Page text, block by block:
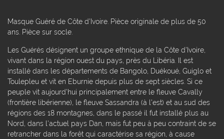
Masque Guéré de Côte d'Ivoire. Pièce originale de plus de 50
ans. Pièce sur socle.
Les Guérés désignent un groupe ethnique de la Côte d'Ivoire,
vivant dans la région ouest du pays, près du Libéria. Il est
installé dans les départements de Bangolo, Duékoué, Guiglo et
Toulepleu et vit en Eburnie depuis plus de sept siècles. Si ce
peuple vit aujourd'hui principalement entre le fleuve Cavally
(frontière libérienne), le fleuve Sassandra (à l'est) et au sud des
régions des 18 montagnes, dans le passé il fut installé plus au
Nord, dans l'actuel pays Dan, mais fut peu à peu contraint de se
retrancher dans la forêt qui caractérise sa région, à cause